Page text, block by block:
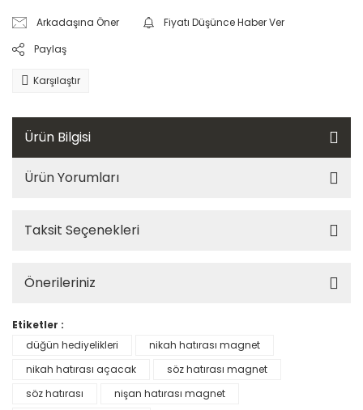
Arkadaşına Öner
Fiyatı Düşünce Haber Ver
Paylaş
Karşılaştır
Ürün Bilgisi
Ürün Yorumları
Taksit Seçenekleri
Önerileriniz
Etiketler :
düğün hediyelikleri
nikah hatırası magnet
nikah hatırası açacak
söz hatırası magnet
söz hatırası
nişan hatırası magnet